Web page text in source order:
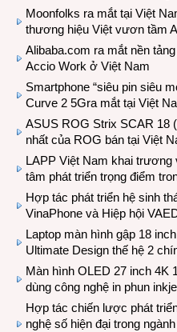
Moonfolks ra mắt tại Việt
thương hiệu Việt vươn tầm
Alibaba.com ra mắt nền
Accio Work ở Việt Nam
Smartphone “siêu pin siêu
Curve 2 5Gra mắt tại Việt
ASUS ROG Strix SCAR 18
nhất của ROG bán tại Việt
LAPP Việt Nam khai trương
tâm phát triển trọng điểm
Hợp tác phát triển hệ sinh
VinaPhone và Hiệp hội
Laptop màn hình gập 18
Ultimate Design thế hệ 2
Màn hình OLED 27 inch 4K
dùng công nghệ in phun
Hợp tác chiến lược phát
nghệ số hiện đại trong